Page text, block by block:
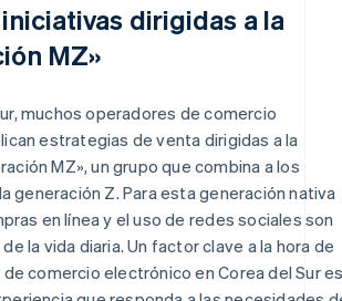
dirigidas a la
MZ»
muchos operadores de comercio
estrategias de venta dirigidas a la
MZ», un grupo que combina a los
generación Z. Para esta generación nativa
en línea y el uso de redes sociales son
la vida diaria. Un factor clave a la hora de
comercio electrónico en Corea del Sur